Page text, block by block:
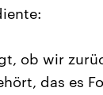
ob wir
das es